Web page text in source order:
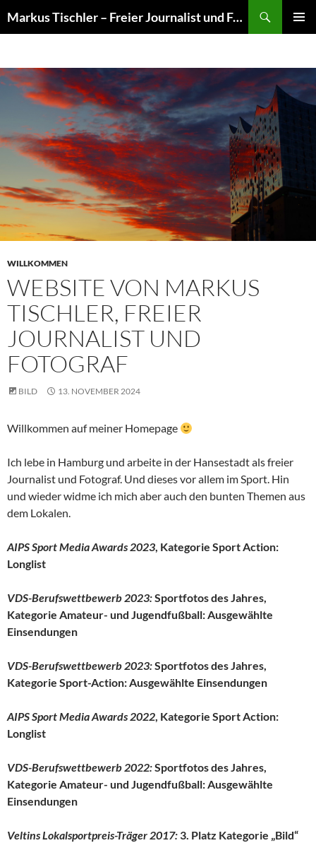
Markus Tischler – Freier Journalist und Fotograf
WILLKOMMEN
WEBSITE VON MARKUS
TISCHLER, FREIER
JOURNALIST UND
FOTOGRAF
BILD 13. NOVEMBER 2024
Willkommen auf meiner Homepage
Ich lebe in Hamburg und arbeite in der Hansestadt als freier
Journalist und Fotograf. Und dieses vor allem im Sport. Hin
und wieder widme ich mich aber auch den bunten Themen aus
dem Lokalen.
AIPS Sport Media Awards 2023, Kategorie Sport Action:
Longlist
VDS-Berufswettbewerb 2023:Sportfotos des Jahres,
Kategorie Amateur- und Jugendfußball: Ausgewählte
Einsendungen
VDS-Berufswettbewerb 2023:Sportfotos des Jahres,
Kategorie Sport-Action: Ausgewählte Einsendungen
AIPS Sport Media Awards 2022, Kategorie Sport Action:
Longlist
VDS-Berufswettbewerb 2022:Sportfotos des Jahres,
Kategorie Amateur- und Jugendfußball: Ausgewählte
Einsendungen
Veltins Lokalsportpreis-Träger 2017: 3. Platz Kategorie „Bild“